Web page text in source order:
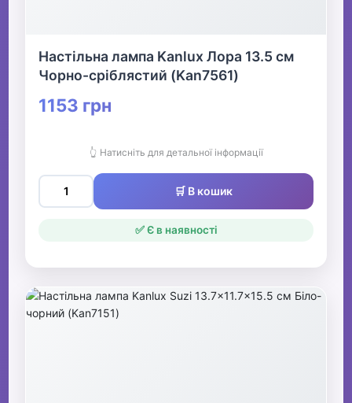
Настільна лампа Kanlux Лора 13.5 см
Чорно-сріблястий (Kan7561)
1153 грн
👆 Натисніть для детальної інформації
🛒 В кошик
✅ Є в наявності